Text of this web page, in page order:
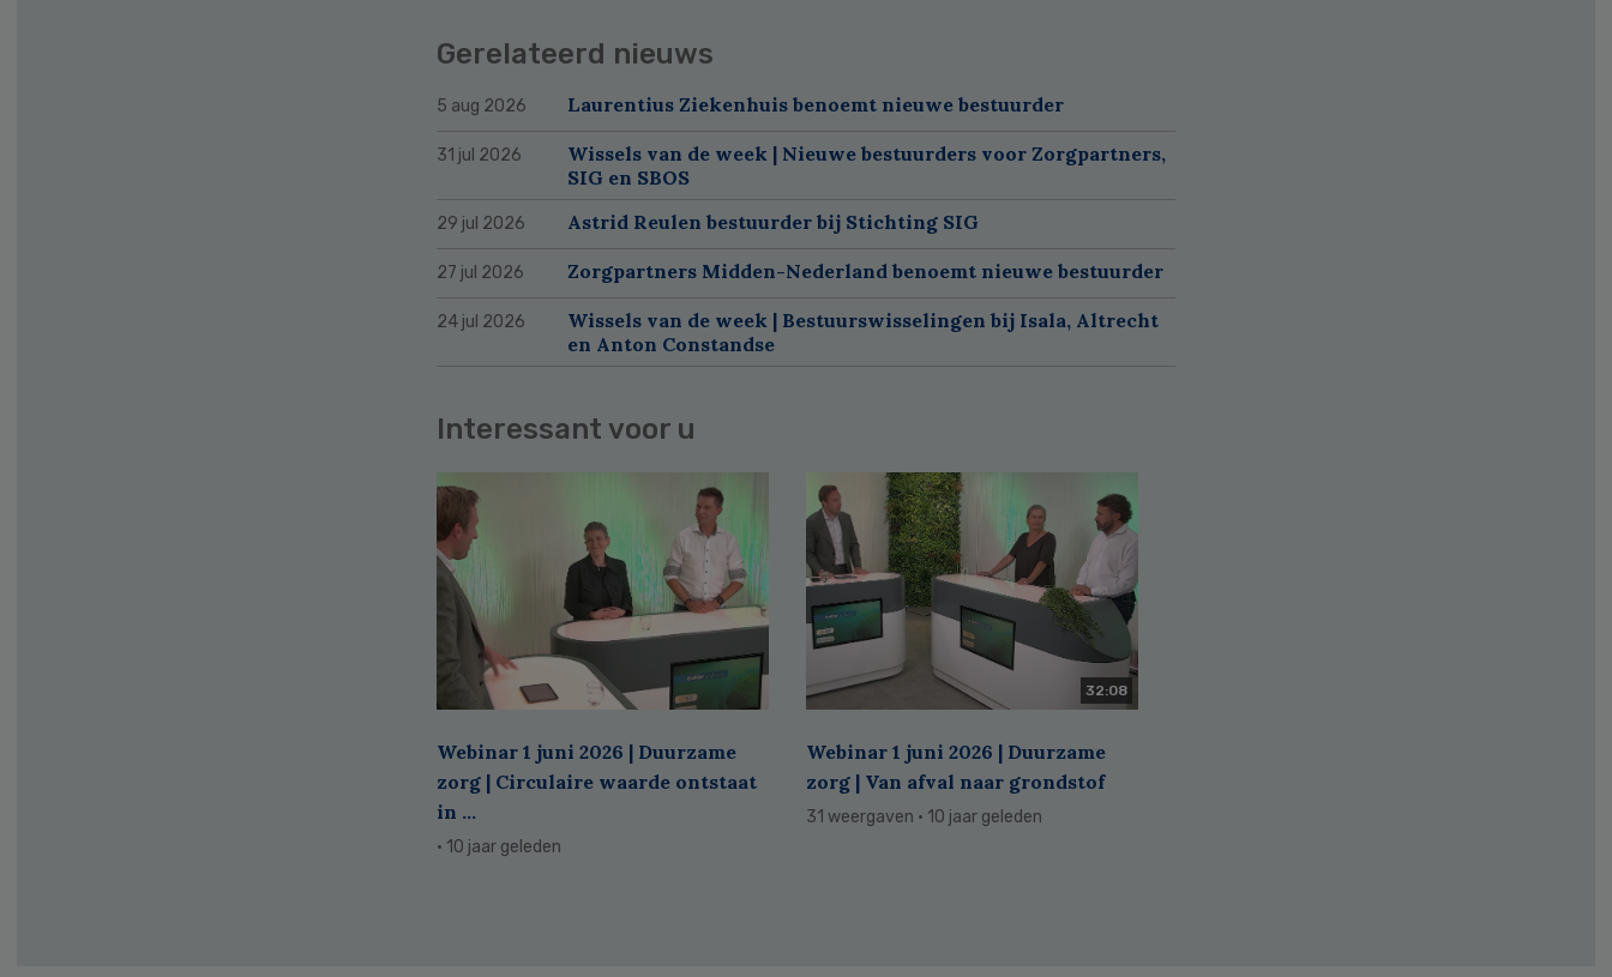
Gerelateerd nieuws
5 aug 2026 Laurentius Ziekenhuis benoemt nieuwe bestuurder
31 jul 2026
Wissels van de week | Nieuwe bestuurders voor Zorgpartners,
SIG en SBOS
29 jul 2026 Astrid Reulen bestuurder bij Stichting SIG
27 jul 2026 Zorgpartners Midden-Nederland benoemt nieuwe bestuurder
24 jul 2026
Wissels van de week | Bestuurswisselingen bij Isala, Altrecht
en Anton Constandse
Interessant voor u
Webinar 1 juni 2026 | Duurzame
zorg | Circulaire waarde ontstaat
in ...
· 10 jaar geleden
32:08
Webinar 1 juni 2026 | Duurzame
zorg | Van afval naar grondstof
31 weergaven · 10 jaar geleden